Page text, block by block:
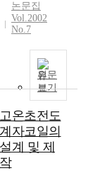
논문집
Vol.2002
No.7
원문
보기
고온초전도
계자코일의
설계 및 제
작